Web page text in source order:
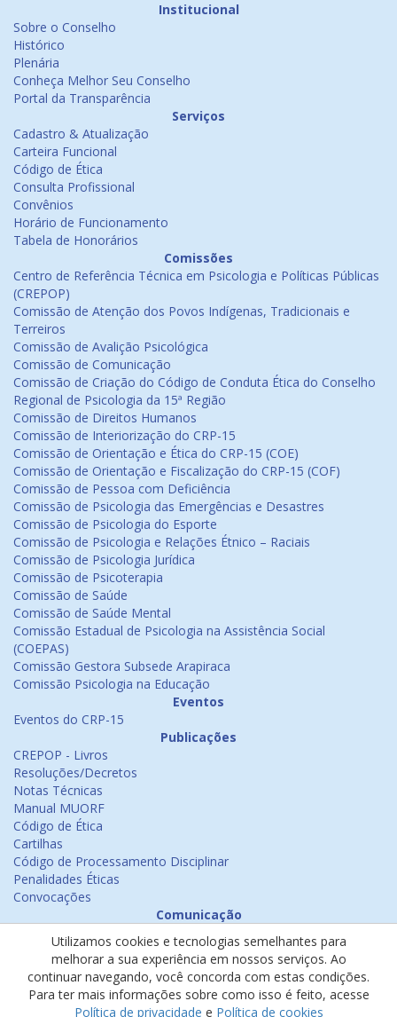
Institucional
Sobre o Conselho
Histórico
Plenária
Conheça Melhor Seu Conselho
Portal da Transparência
Serviços
Cadastro & Atualização
Carteira Funcional
Código de Ética
Consulta Profissional
Convênios
Horário de Funcionamento
Tabela de Honorários
Comissões
Centro de Referência Técnica em Psicologia e Políticas Públicas
(CREPOP)
Comissão de Atenção dos Povos Indígenas, Tradicionais e
Terreiros
Comissão de Avalição Psicológica
Comissão de Comunicação
Comissão de Criação do Código de Conduta Ética do Conselho
Regional de Psicologia da 15ª Região
Comissão de Direitos Humanos
Comissão de Interiorização do CRP-15
Comissão de Orientação e Ética do CRP-15 (COE)
Comissão de Orientação e Fiscalização do CRP-15 (COF)
Comissão de Pessoa com Deficiência
Comissão de Psicologia das Emergências e Desastres
Comissão de Psicologia do Esporte
Comissão de Psicologia e Relações Étnico – Raciais
Comissão de Psicologia Jurídica
Comissão de Psicoterapia
Comissão de Saúde
Comissão de Saúde Mental
Comissão Estadual de Psicologia na Assistência Social
(COEPAS)
Comissão Gestora Subsede Arapiraca
Comissão Psicologia na Educação
Eventos
Eventos do CRP-15
Publicações
CREPOP - Livros
Resoluções/Decretos
Notas Técnicas
Manual MUORF
Código de Ética
Cartilhas
Código de Processamento Disciplinar
Penalidades Éticas
Convocações
Comunicação
Emissão de Certificados
Psicologia na Mídia
Ouvidoria
Política de cookies
Utilizamos cookies e tecnologias semelhantes para
melhorar a sua experiência em nossos serviços. Ao
continuar navegando, você concorda com estas condições.
Para ter mais informações sobre como isso é feito, acesse
Política de privacidade e Política de cookies